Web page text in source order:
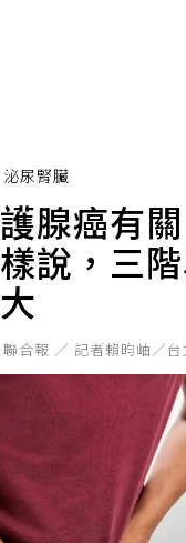
泌尿腎臟
腺癌有
說，三
聯合報 ／ 記者賴昀岫／